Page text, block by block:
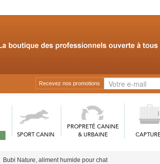
Recevez nos promotions
SPORT CANIN
PROPRETÉ CANINE
& URBAINE
Bubi Nature, aliment humide pour chat